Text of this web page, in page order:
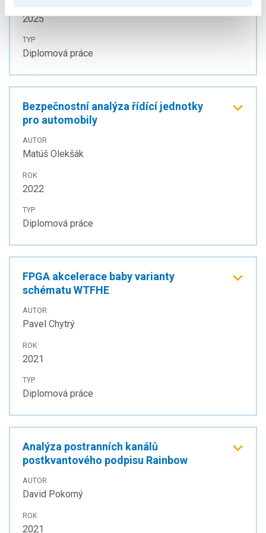
2025
TYP
Diplomová práce
Bezpečnostní analýza řídící jednotky
pro automobily
AUTOR
Matúš Olekšák
ROK
2022
TYP
Diplomová práce
FPGA akcelerace baby varianty
schématu WTFHE
AUTOR
Pavel Chytrý
ROK
2021
TYP
Diplomová práce
Analýza postranních kanálů
postkvantového podpisu Rainbow
AUTOR
David Pokorný
ROK
2021